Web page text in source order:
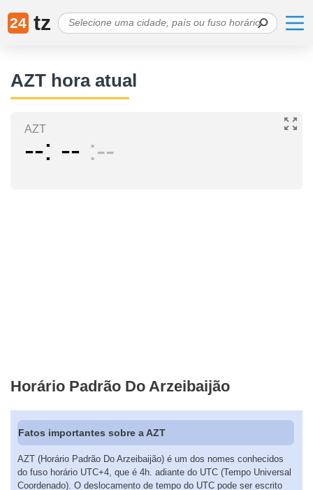
24 tz
AZT hora atual
AZT
-- -- --
Horário Padrão Do Arzeibaijão
Fatos importantes sobre a AZT
AZT (Horário Padrão Do Arzeibaijão) é um dos nomes conhecidos
do fuso horário UTC+4, que é 4h. adiante do UTC (Tempo Universal
Coordenado). O deslocamento de tempo do UTC pode ser escrito